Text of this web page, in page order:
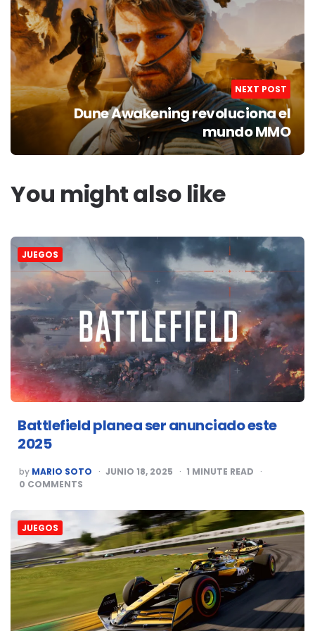
NEXT POST
Dune Awakening revoluciona el
mundo MMO
You might also like
JUEGOS
Battlefield planea ser anunciado este
2025
POSTED
BY
by MARIO SOTO JUNIO 18, 2025 1 MINUTE READ
0 COMMENTS
JUEGOS